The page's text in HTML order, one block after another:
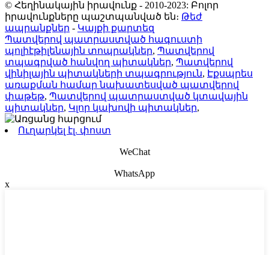
© Հեղինակային իրավունք - 2010-2023: Բոլոր
իրավունքները պաշտպանված են։ Թեժ
ապրանքներ - Կայքի քարտեզ
Պատվերով պատրաստված հագուստի
պոլիէթիլենային տոպրակներ, Պատվերով
տպագրված հանվող պիտակներ, Պատվերով
վինիլային պիտակների տպագրություն, Էքսպրես
առաքման համար նախատեսված պատվերով
փաթեթ, Պատվերով պատրաստված կտավային
պիտակներ, Կլոր կախովի պիտակներ,
Ուղարկել էլ. փոստ
WeChat
WhatsApp
x